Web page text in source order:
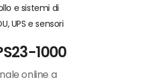
e sistemi di
UPS e sensori
1000
online a